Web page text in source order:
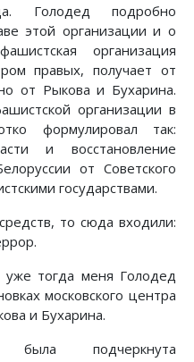
Голодед подробно
этой организации и о
организация
правых, получает от
от Рыкова и Бухарина.
организации в
формулировал так:
и восстановление
от Советского
государствами.
то сюда входили:
тогда меня Голодед
московского центра
и Бухарина.
подчеркнута